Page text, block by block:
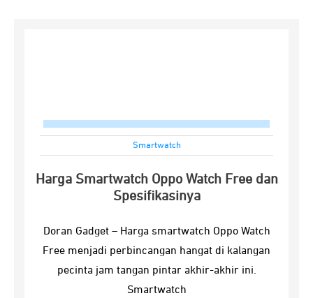
Smartwatch
Harga Smartwatch Oppo Watch Free dan
Spesifikasinya
Doran Gadget – Harga smartwatch Oppo Watch
Free menjadi perbincangan hangat di kalangan
pecinta jam tangan pintar akhir-akhir ini.
Smartwatch